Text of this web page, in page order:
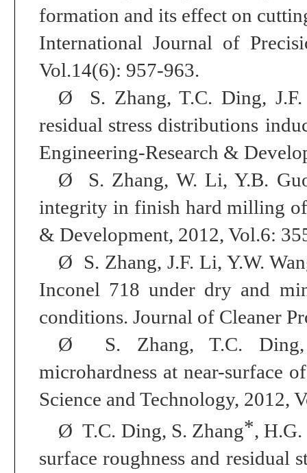
formation and its effect on
International Journal of
Vol.14(6): 957-963.
Ø
S. Zhang, T.C. Ding,
residual stress distributions
Engineering-Research &
Ø
S. Zhang, W. Li, Y.B.
integrity in finish hard milling
& Development, 2012, Vol.6:
Ø S. Zhang, J.F. Li, Y.W.
Inconel 718 under dry and
conditions. Journal of Cleaner
Ø
S. Zhang, T.C.
microhardness at near-surface
Science and Technology, 2012,
Ø T.C. Ding, S. Zhang*,
surface roughness and